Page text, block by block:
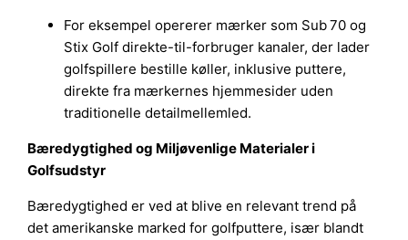
For eksempel opererer mærker som Sub 70 og
Stix Golf direkte-til-forbruger kanaler, der lader
golfspillere bestille køller, inklusive puttere,
direkte fra mærkernes hjemmesider uden
traditionelle detailmellemled.
Bæredygtighed og Miljøvenlige Materialer i
Golfsudstyr
Bæredygtighed er ved at blive en relevant trend på
det amerikanske marked for golfputtere, især blandt